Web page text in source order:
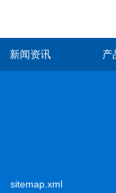
新闻资讯 产
sitemap.xml